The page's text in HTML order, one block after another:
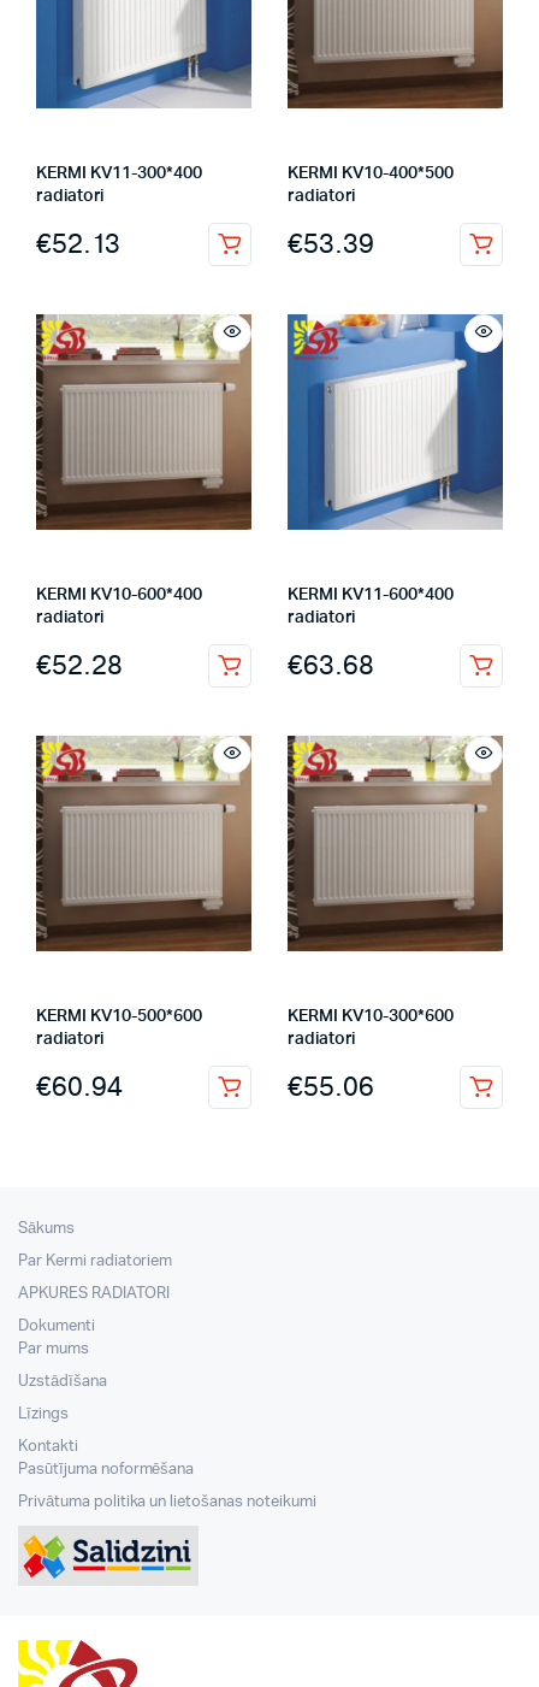
KERMI KV11-300*400
radiatori
€52.13
KERMI KV10-400*500
radiatori
€53.39
KERMI KV10-600*400
radiatori
€52.28
KERMI KV11-600*400
radiatori
€63.68
KERMI KV10-500*600
radiatori
€60.94
KERMI KV10-300*600
radiatori
€55.06
Sākums
Par Kermi radiatoriem
APKURES RADIATORI
Dokumenti
Par mums
Uzstādīšana
Līzings
Kontakti
Pasūtījuma noformēšana
Privātuma politika un lietošanas noteikumi